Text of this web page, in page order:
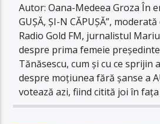
Autor: Oana-Medeea Groza În
GUȘĂ, ȘI-N CĂPUȘĂ”,
Radio Gold FM, jurnalistul
despre prima femeie președinte
Tănăsescu, cum și cu ce sprijin
despre moțiunea fără șanse a
votează azi, fiind citită joi în